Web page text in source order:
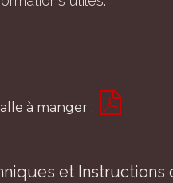
à manger :
et Instructions